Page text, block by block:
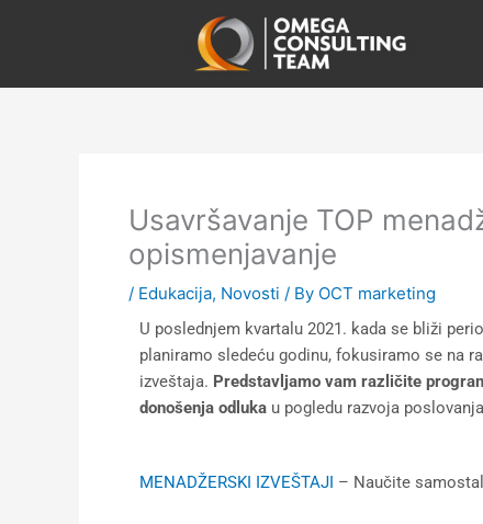
Usavršavanje TOP
opismenjavanje
/ Edukacija, Novosti / By OCT marketing
U poslednjem kvartalu 2021. kada se bliži
planiramo sledeću godinu, fokusiramo se na
izveštaja. Predstavljamo vam različite
donošenja odluka u pogledu razvoja
MENADŽERSKI IZVEŠTAJI – Naučite